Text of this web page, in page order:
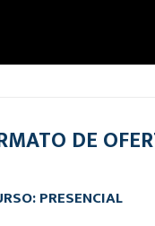
DE
PRESENCIAL